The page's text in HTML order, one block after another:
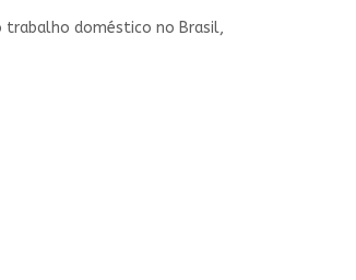
trabalho doméstico no Brasil,